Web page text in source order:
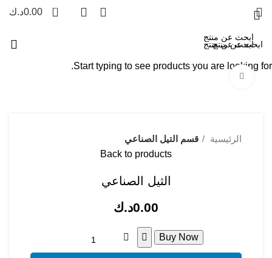
0
0.00د.ك
الرئيسية
قسم التيل الصناعي
Back to products
الثيل الصناعي
0.00د.ك
Buy Now
Start typing to see products you are looking for.